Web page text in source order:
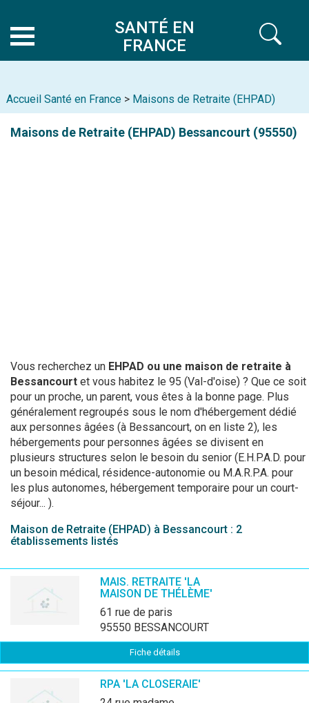
SANTÉ EN
FRANCE
Accueil Santé en France > Maisons de Retraite (EHPAD)
Maisons de Retraite (EHPAD) Bessancourt (95550)
Vous recherchez un EHPAD ou une maison de retraite à
Bessancourt et vous habitez le 95 (Val-d'oise) ? Que ce soit
pour un proche, un parent, vous êtes à la bonne page. Plus
généralement regroupés sous le nom d'hébergement dédié
aux personnes âgées (à Bessancourt, on en liste 2), les
hébergements pour personnes âgées se divisent en
plusieurs structures selon le besoin du senior (E.H.P.A.D. pour
un besoin médical, résidence-autonomie ou M.A.R.P.A. pour
les plus autonomes, hébergement temporaire pour un court-
séjour... ).
Maison de Retraite (EHPAD) à Bessancourt : 2
établissements listés
MAIS. RETRAITE 'LA
MAISON DE THÉLÈME'
61 rue de paris
95550 BESSANCOURT
Fiche détails
RPA 'LA CLOSERAIE'